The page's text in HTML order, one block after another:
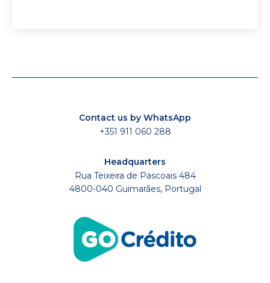
Contact us by WhatsApp
+351 911 060 288
Headquarters
Rua Teixeira de Pascoais 484
4800-040 Guimarães, Portugal